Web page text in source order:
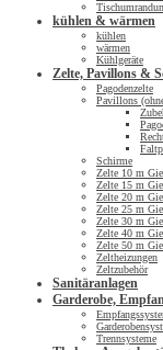
kühlen & wärmen
kühlen
wärmen
Kühlgeräte
Zelte, Pavillons &
Pagodenzelte
Pavillons
Schirme
Zelte 10 m
Zelte 15 m
Zelte 20 m
Zelte 25 m
Zelte 30 m
Zelte 40 m
Zelte 50 m
Zeltheizungen
Zeltzubehör
Sanitäranlagen
Garderobe,
Trennsysteme